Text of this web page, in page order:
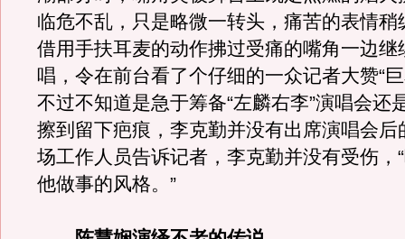
临危不乱，只是略微一转头，痛苦的表情稍
借用手扶耳麦的动作拂过受痛的嘴角一边继
唱，令在前台看了个仔细的一众记者大赞“
不过不知道是急于筹备“左麟右李”演唱会还
擦到留下疤痕，李克勤并没有出席演唱会后
场工作人员告诉记者，李克勤并没有受伤，
他做事的风格。”